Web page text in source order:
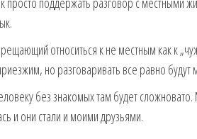
относиться к не местным как к
но разговаривать все равно будут
без знакомых там будет
и они стали и моими друзьями.